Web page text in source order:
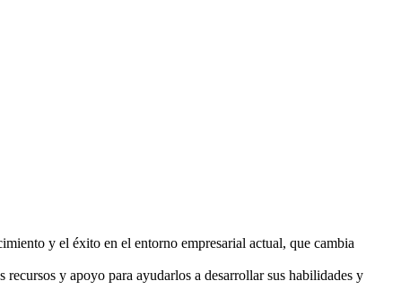
y el éxito en el entorno empresarial actual, que cambia
y apoyo para ayudarlos a desarrollar sus habilidades y